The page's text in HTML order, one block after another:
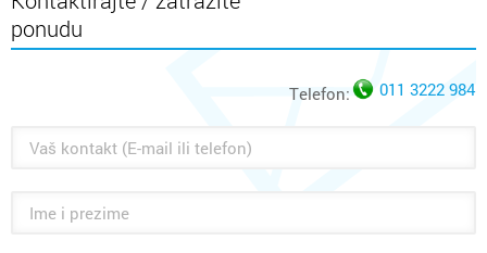
ponudu
Telefon: 011 3222 984